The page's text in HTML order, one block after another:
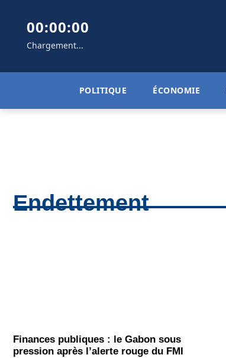
00:00:00
Chargement...
POLITIQUE ÉCONOMIE
Endettement
Finances publiques : le Gabon sous
pression après l’alerte rouge du FMI